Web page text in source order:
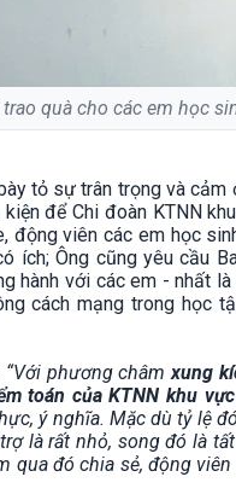
quà cho các em học
tỏ sự trân trọng và cảm
để Chi đoàn KTNN
động viên các em học
ích; Ông cũng yêu cầu
hành với các em - nhất
cách mạng trong học
“Với phương châmxung
toán của KTNN khu
ý nghĩa. Mặc dù tỷ lệ
là rất nhỏ, song đó là
qua đó chia sẻ, động viên